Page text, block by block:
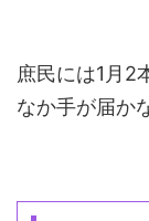
庶民には1月2
なか手が届か